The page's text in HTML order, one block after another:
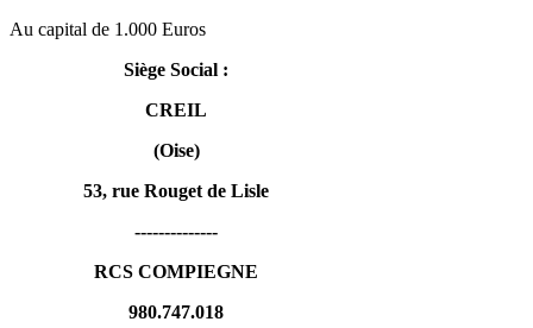
Au capital de 1.000 Euros
Siège Social :
CREIL
(Oise)
53, rue Rouget de Lisle
--------------
RCS COMPIEGNE
980.747.018